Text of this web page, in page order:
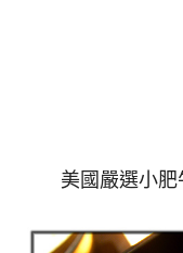
美國嚴選小肥